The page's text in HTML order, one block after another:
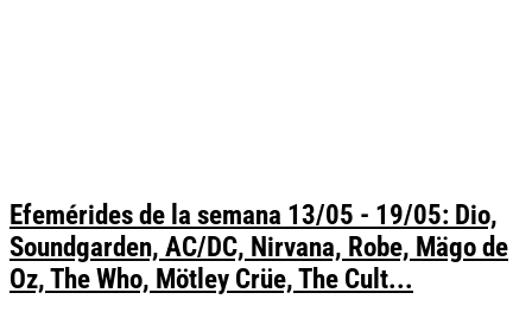
Efemérides de la semana 13/05 - 19/05: Dio,
Soundgarden, AC/DC, Nirvana, Robe, Mägo de
Oz, The Who, Mötley Crüe, The Cult...